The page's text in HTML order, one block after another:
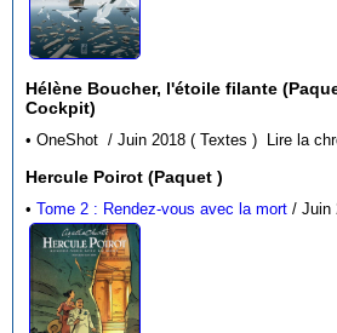
Hélène Boucher, l'étoile filante (Paquet -
Cockpit)
• OneShot / Juin 2018 ( Textes ) Lire la
Hercule Poirot (Paquet )
•Tome 2 : Rendez-vous avec la mort